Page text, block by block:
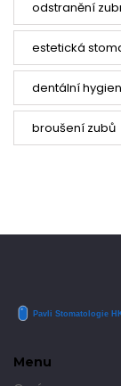
odstranění
estetická
dentální
broušení zubů
Menu